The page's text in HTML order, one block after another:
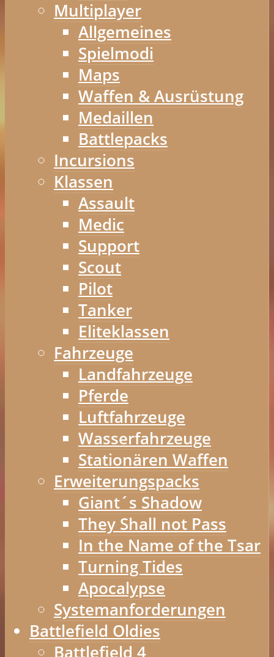
Multiplayer
Allgemeines
Spielmodi
Maps
Waffen & Ausrüstung
Medaillen
Battlepacks
Incursions
Klassen
Assault
Medic
Support
Scout
Pilot
Tanker
Eliteklassen
Fahrzeuge
Landfahrzeuge
Pferde
Luftfahrzeuge
Wasserfahrzeuge
Stationären Waffen
Erweiterungspacks
Giant´s Shadow
They Shall not Pass
In the Name of the Tsar
Turning Tides
Apocalypse
Systemanforderungen
Battlefield Oldies
Battlefield 4